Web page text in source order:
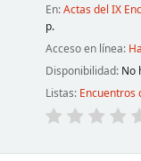
En:Actas del IX
p.
Acceso en línea:
Disponibilidad: No
Listas: Encuentros